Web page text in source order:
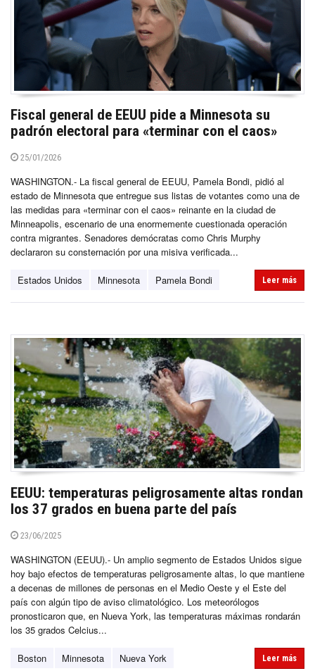
Fiscal general de EEUU pide a Minnesota su
padrón electoral para «terminar con el caos»
25/01/2026
WASHINGTON.- La fiscal general de EEUU, Pamela Bondi, pidió al
estado de Minnesota que entregue sus listas de votantes como una de
las medidas para «terminar con el caos» reinante en la ciudad de
Minneapolis, escenario de una enormemente cuestionada operación
contra migrantes. Senadores demócratas como Chris Murphy
declararon su consternación por una misiva verificada...
Estados Unidos Minnesota Pamela Bondi Leer más
EEUU: temperaturas peligrosamente altas rondan
los 37 grados en buena parte del país
23/06/2025
WASHINGTON (EEUU).- Un amplio segmento de Estados Unidos sigue
hoy bajo efectos de temperaturas peligrosamente altas, lo que mantiene
a decenas de millones de personas en el Medio Oeste y el Este del
país con algún tipo de aviso climatológico. Los meteorólogos
pronosticaron que, en Nueva York, las temperaturas máximas rondarán
los 35 grados Celcius...
Boston Minnesota Nueva York Leer más